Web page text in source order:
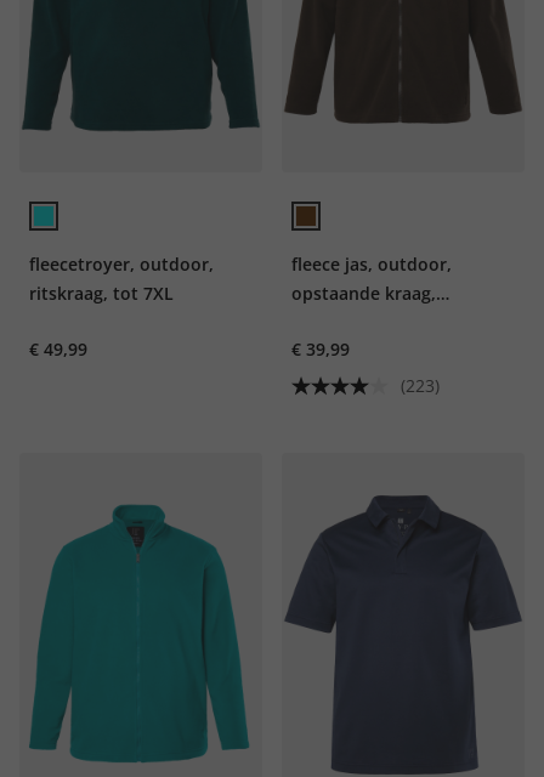
fleecetroyer, outdoor,
ritskraag, tot 7XL
€ 49,99
fleece jas, outdoor,
opstaande kraag,
€ 39,99
(223)